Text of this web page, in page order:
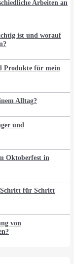
Arbeiten an
ist und worauf
Produkte für mein
Alltag?
und
Oktoberfest in
für Schritt
von